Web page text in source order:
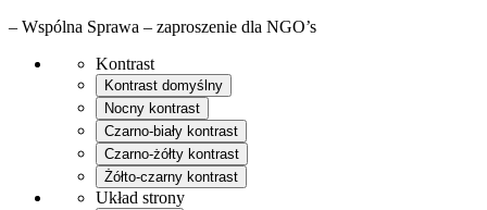
– Wspólna Sprawa – zaproszenie dla NGO’s
Kontrast
Kontrast domyślny
Nocny kontrast
Czarno-biały kontrast
Czarno-żółty kontrast
Żółto-czarny kontrast
Układ strony